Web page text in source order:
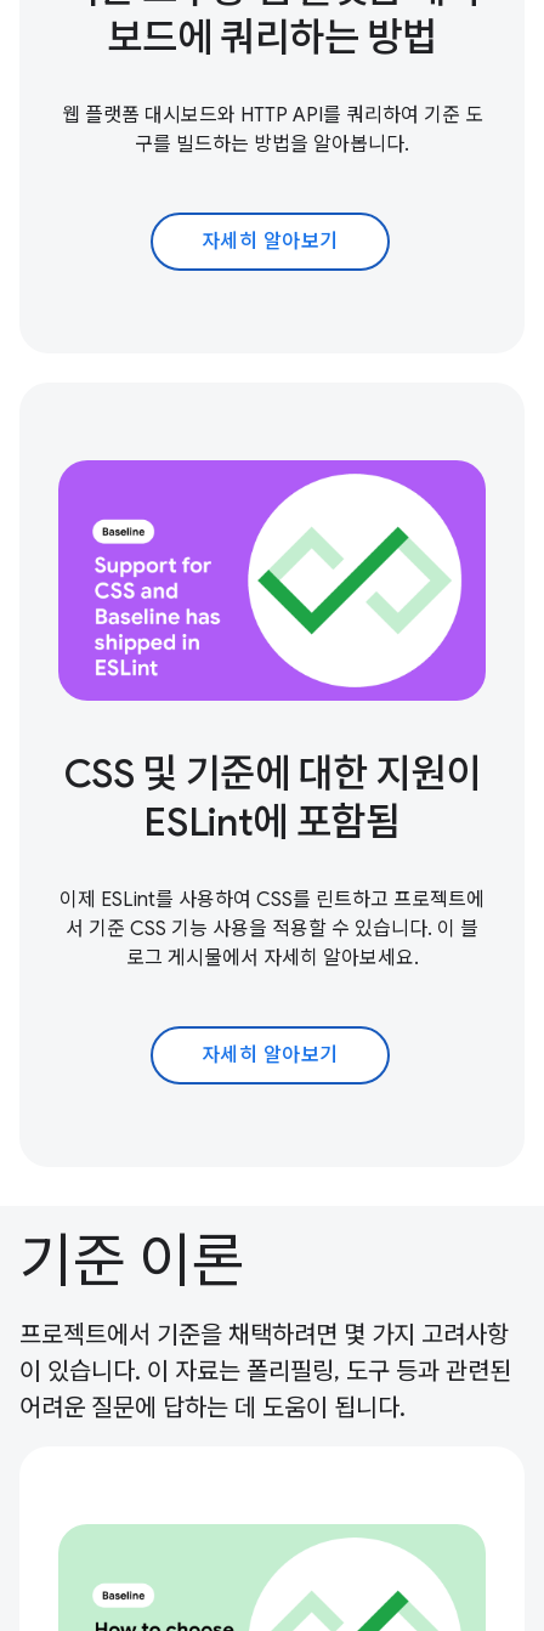
보드에 쿼리하는 방법
웹 플랫폼 대시보드와 HTTP API를 쿼리하여 기준 도
구를 빌드하는 방법을 알아봅니다.
자세히 알아보기
CSS 및 기준에 대한 지원이
ESLint에 포함됨
이제 ESLint를 사용하여 CSS를 린트하고 프로젝트에
서 기준 CSS 기능 사용을 적용할 수 있습니다. 이 블
로그 게시물에서 자세히 알아보세요.
자세히 알아보기
기준 이론
프로젝트에서 기준을 채택하려면 몇 가지 고려사항
이 있습니다. 이 자료는 폴리필링, 도구 등과 관련된
어려운 질문에 답하는 데 도움이 됩니다.